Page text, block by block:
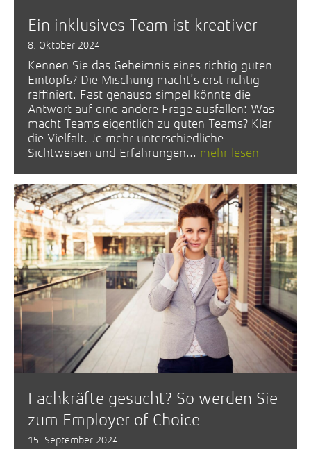
Ein inklusives Team ist kreativer
8. Oktober 2024
Kennen Sie das Geheimnis eines richtig guten
Eintopfs? Die Mischung macht’s erst richtig
raffiniert. Fast genauso simpel könnte die
Antwort auf eine andere Frage ausfallen: Was
macht Teams eigentlich zu guten Teams? Klar –
die Vielfalt. Je mehr unterschiedliche
Sichtweisen und Erfahrungen... mehr lesen
Fachkräfte gesucht? So werden Sie
zum Employer of Choice
15. September 2024